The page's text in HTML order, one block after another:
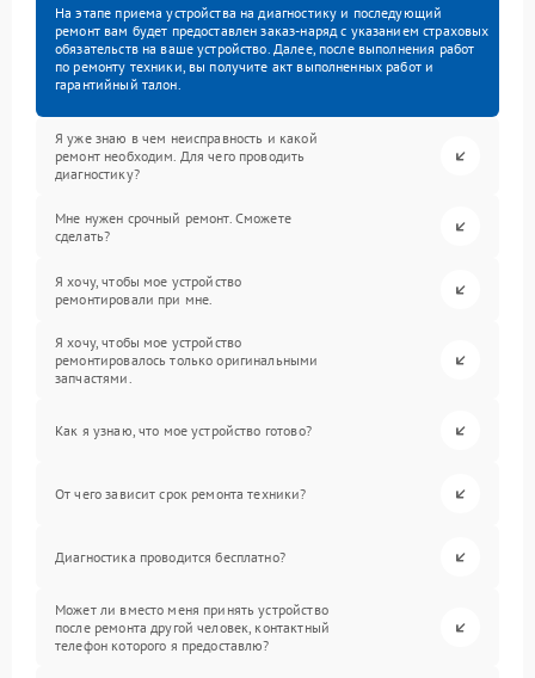
На этапе приема устройства на диагностику и последующий
ремонт вам будет предоставлен заказ-наряд с указанием страховых
обязательств на ваше устройство. Далее, после выполнения работ
по ремонту техники, вы получите акт выполненных работ и
гарантийный талон.
Я уже знаю в чем неисправность и какой
ремонт необходим. Для чего проводить
диагностику?
Мне нужен срочный ремонт. Сможете
сделать?
Я хочу, чтобы мое устройство
ремонтировали при мне.
Я хочу, чтобы мое устройство
ремонтировалось только оригинальными
запчастями.
Как я узнаю, что мое устройство готово?
От чего зависит срок ремонта техники?
Диагностика проводится бесплатно?
Может ли вместо меня принять устройство
после ремонта другой человек, контактный
телефон которого я предоставлю?